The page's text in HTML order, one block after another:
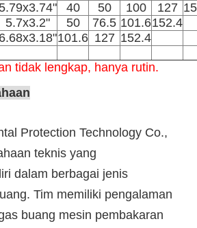
5.79x3.74" 40 50 100 127
5.7x3.2" 50 76.5 101.6152.4
6.68x3.18"101.6 127 152.4
tidak lengkap, hanya rutin.
Protection Technology Co.,
teknis yang
dalam berbagai jenis
Tim memiliki pengalaman
buang mesin pembakaran